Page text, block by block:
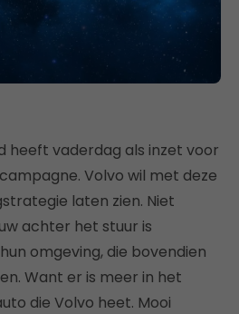
heeft vaderdag als inzet voor
Volvo wil met deze
laten zien. Niet
achter het stuur is
omgeving, die bovendien
Want er is meer in het
die Volvo heet. Mooi